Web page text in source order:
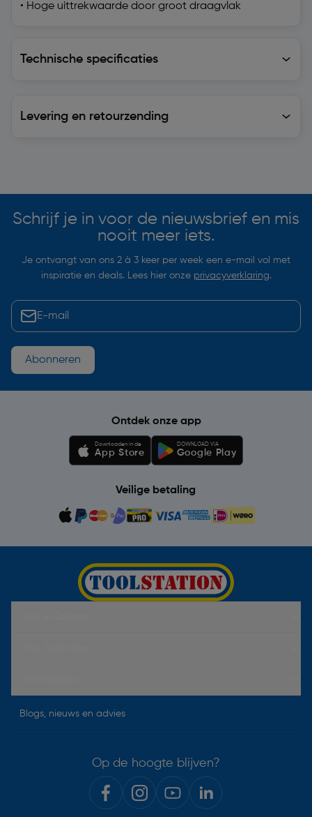
• Hoge uittrekwaarde door groot draagvlak
Technische specificaties
Levering en retourzending
Schrijf je in voor de nieuwsbrief en mis
nooit meer iets.
Je ontvangt van ons 2 à 3 keer per week een e-mail vol met
inspiratie en deals. Lees hier onze privacyverklaring.
Abonneren
Ontdek onze app
Downloaden in de
App Store
DOWNLOAD VIA
Google Play
Veilige betaling
Blogs, nieuws en advies
Op de hoogte blijven?